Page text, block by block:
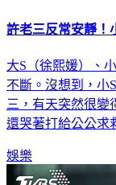
許老三反常安靜！
大S（徐熙媛）、
不斷。沒想到，小
三，有天突然很變
還哭著打給公公求
娛樂